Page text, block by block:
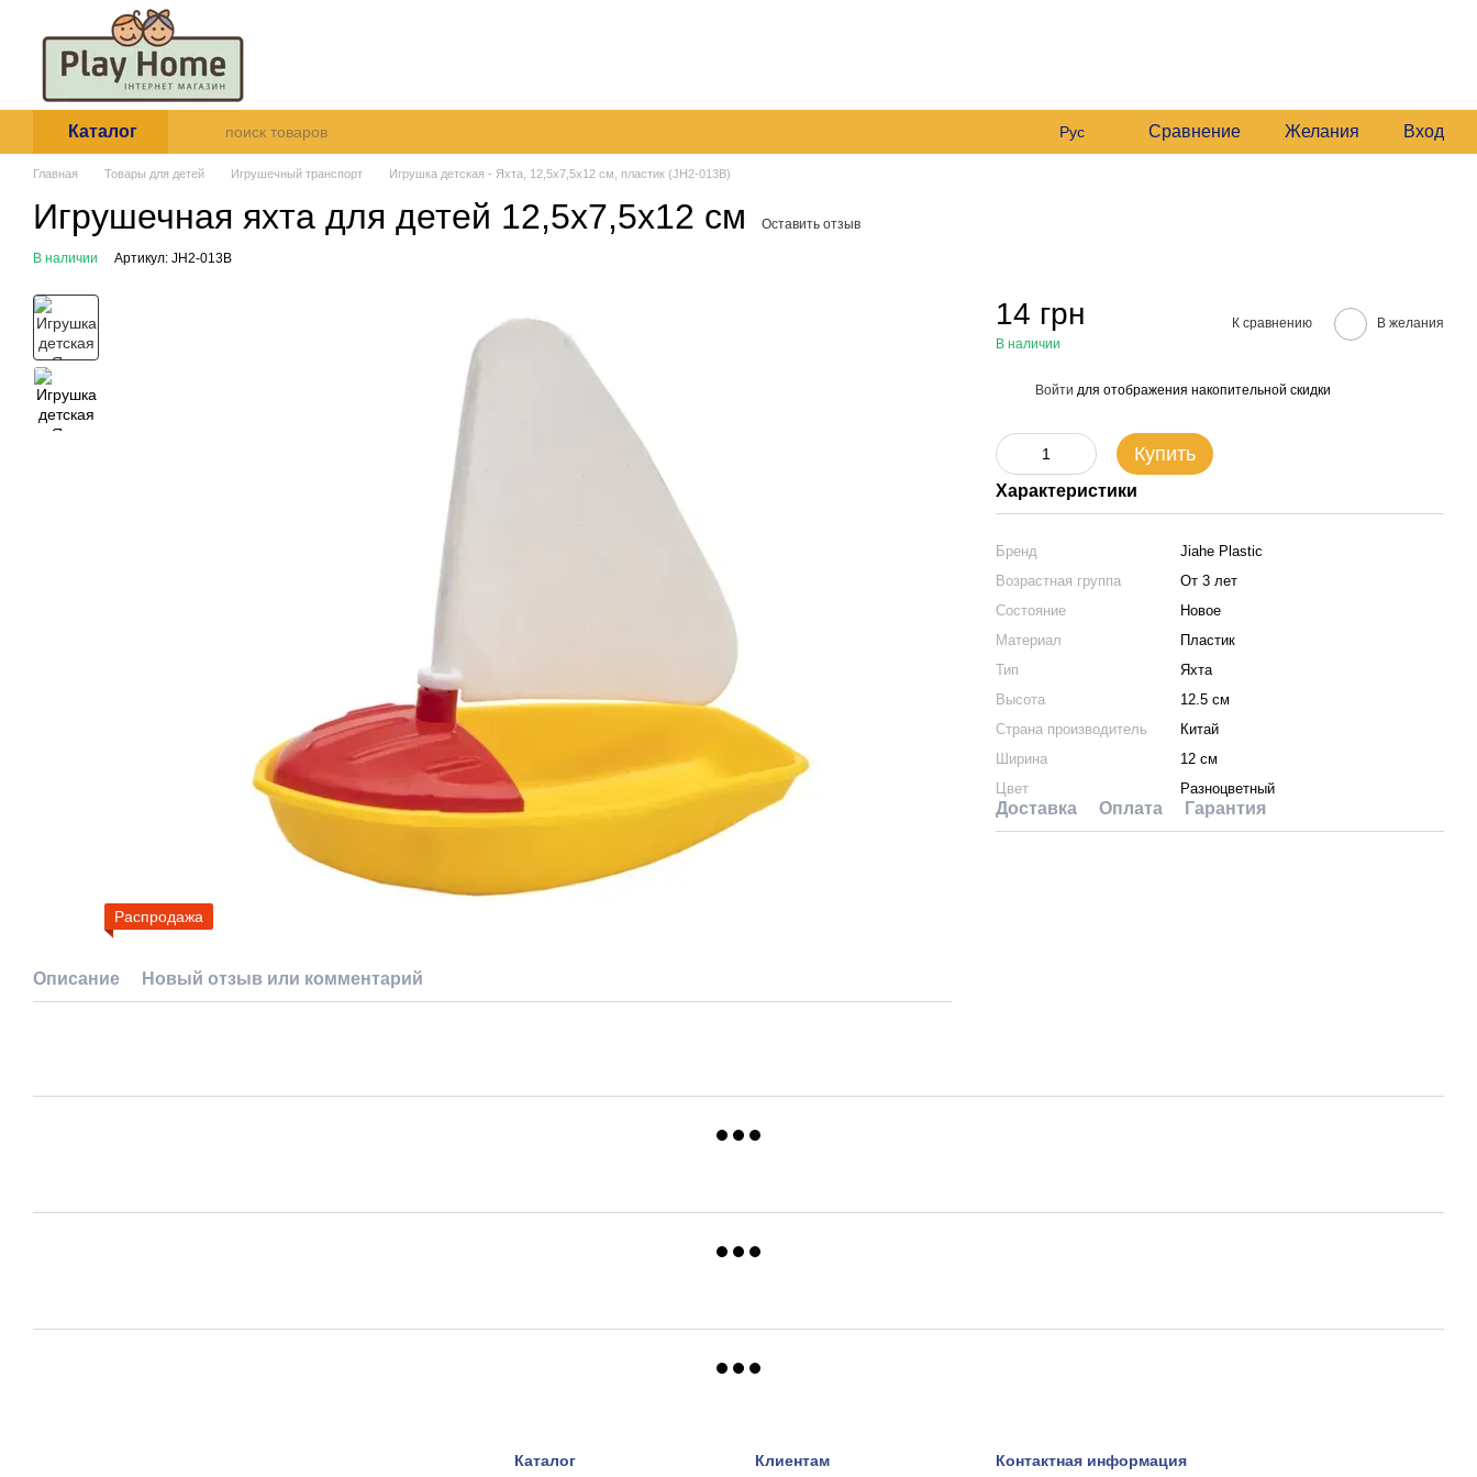
Перейти к основному контенту
Каталог Рус Сравнение Желания Вход
Главная Товары для детей Игрушечный транспорт Игрушка детская - Яхта, 12,5x7,5x12 см, пластик (JH2-013B)
Игрушечная яхта для детей 12,5x7,5x12 см Оставить отзыв
В наличии Артикул: JH2-013B
Распродажа
Описание Новый отзыв или комментарий
14 грн
В наличии
К сравнению В желания
Войти для отображения накопительной скидки
Купить
Характеристики
Бренд
Jiahe Plastic
Возрастная группа
От 3 лет
Состояние
Новое
Материал
Пластик
Тип
Яхта
Высота
12.5 см
Страна производитель
Китай
Ширина
12 см
Цвет
Разноцветный
Доставка Оплата Гарантия
Каталог Клиентам Контактная информация